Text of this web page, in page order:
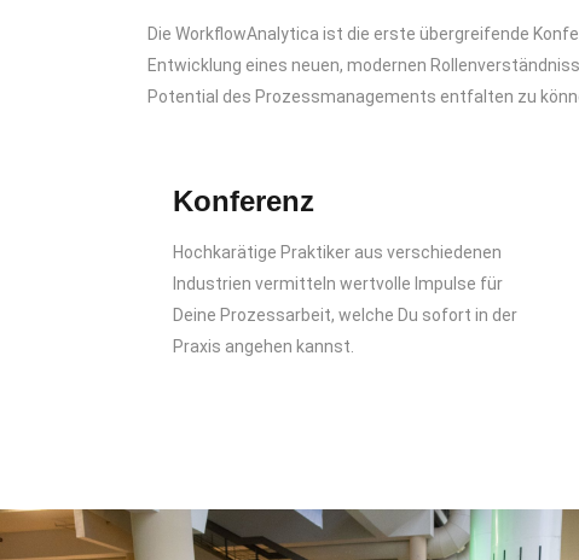
Die WorkflowAnalytica ist die erste übergreifende
Entwicklung eines neuen, modernen
Potential des Prozessmanagements entfalten zu
Konferenz
Hochkarätige Praktiker aus verschiedenen
Industrien vermitteln wertvolle Impulse für
Deine Prozessarbeit, welche Du sofort in der
Praxis angehen kannst.